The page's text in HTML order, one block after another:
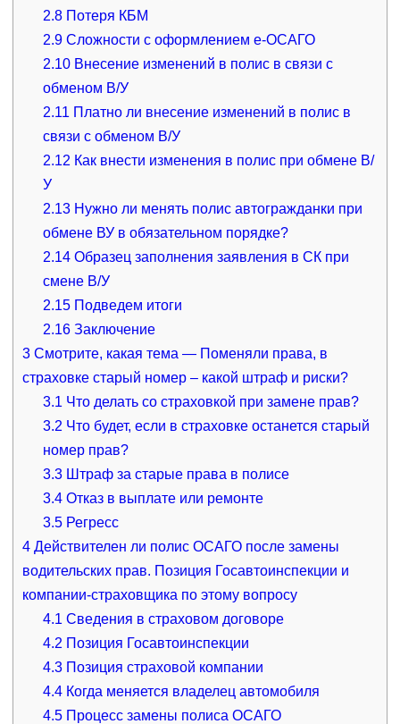
2.8 Потеря КБМ
2.9 Сложности с оформлением е-ОСАГО
2.10 Внесение изменений в полис в связи с
обменом В/У
2.11 Платно ли внесение изменений в полис в
связи с обменом В/У
2.12 Как внести изменения в полис при обмене В/
У
2.13 Нужно ли менять полис автогражданки при
обмене ВУ в обязательном порядке?
2.14 Образец заполнения заявления в СК при
смене В/У
2.15 Подведем итоги
2.16 Заключение
3Смотрите, какая тема — Поменяли права, в
страховке старый номер – какой штраф и риски?
3.1 Что делать со страховкой при замене прав?
3.2 Что будет, если в страховке останется старый
номер прав?
3.3 Штраф за старые права в полисе
3.4 Отказ в выплате или ремонте
3.5 Регресс
4Действителен ли полис ОСАГО после замены
водительских прав. Позиция Госавтоинспекции и
компании-страховщика по этому вопросу
4.1 Сведения в страховом договоре
4.2 Позиция Госавтоинспекции
4.3 Позиция страховой компании
4.4 Когда меняется владелец автомобиля
4.5 Процесс замены полиса ОСАГО